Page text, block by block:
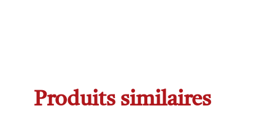
Produits similaires